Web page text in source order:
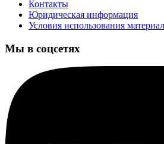
Контакты
Юридическая информация
Условия использования
Мы в соцсетях